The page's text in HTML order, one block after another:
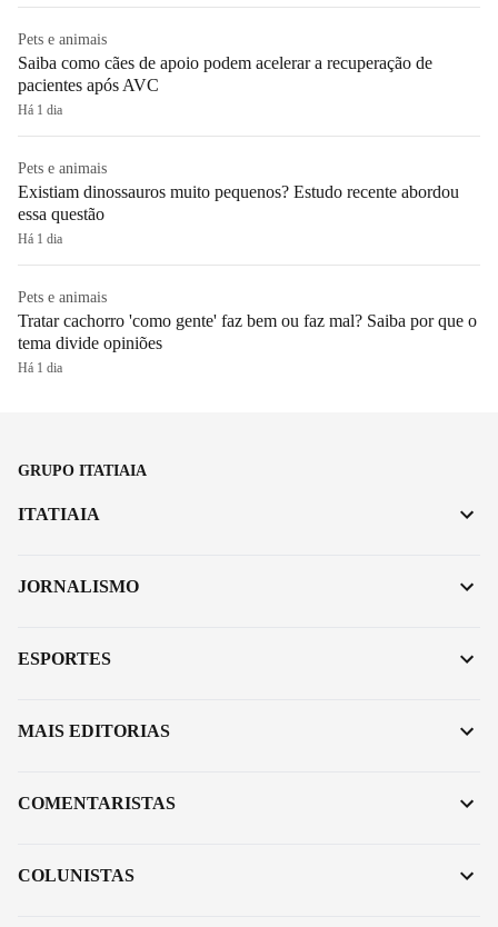
Pets e animais
Saiba como cães de apoio podem acelerar a recuperação de
pacientes após AVC
Há 1 dia
Pets e animais
Existiam dinossauros muito pequenos? Estudo recente abordou
essa questão
Há 1 dia
Pets e animais
Tratar cachorro 'como gente' faz bem ou faz mal? Saiba por que o
tema divide opiniões
Há 1 dia
GRUPO ITATIAIA
ITATIAIA
JORNALISMO
ESPORTES
MAIS EDITORIAS
COMENTARISTAS
COLUNISTAS